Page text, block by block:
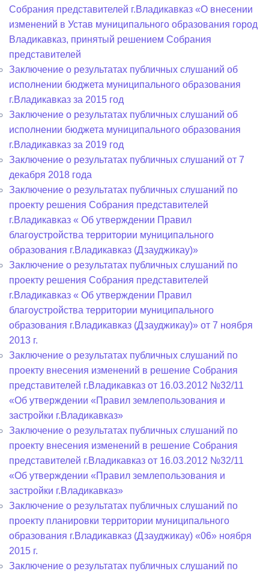
Собрания представителей г.Владикавказ «О внесении
изменений в Устав муниципального образования город
Владикавказ, принятый решением Собрания
представителей
Заключение о результатах публичных слушаний об
исполнении бюджета муниципального образования
г.Владикавказ за 2015 год
Заключение о результатах публичных слушаний об
исполнении бюджета муниципального образования
г.Владикавказ за 2019 год
Заключение о результатах публичных слушаний от 7
декабря 2018 года
Заключение о результатах публичных слушаний по
проекту решения Собрания представителей
г.Владикавказ « Об утверждении Правил
благоустройства территории муниципального
образования г.Владикавказ (Дзауджикау)»
Заключение о результатах публичных слушаний по
проекту решения Собрания представителей
г.Владикавказ « Об утверждении Правил
благоустройства территории муниципального
образования г.Владикавказ (Дзауджикау)» от 7 ноября
2013 г.
Заключение о результатах публичных слушаний по
проекту внесения изменений в решение Собрания
представителей г.Владикавказ от 16.03.2012 №32/11
«Об утверждении «Правил землепользования и
застройки г.Владикавказ»
Заключение о результатах публичных слушаний по
проекту внесения изменений в решение Собрания
представителей г.Владикавказ от 16.03.2012 №32/11
«Об утверждении «Правил землепользования и
застройки г.Владикавказ»
Заключение о результатах публичных слушаний по
проекту планировки территории муниципального
образования г.Владикавказ (Дзауджикау) «06» ноября
2015 г.
Заключение о результатах публичных слушаний по